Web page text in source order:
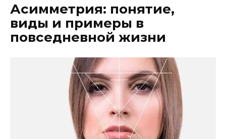
Асимметрия: понятие,
виды и примеры в
повседневной жизни